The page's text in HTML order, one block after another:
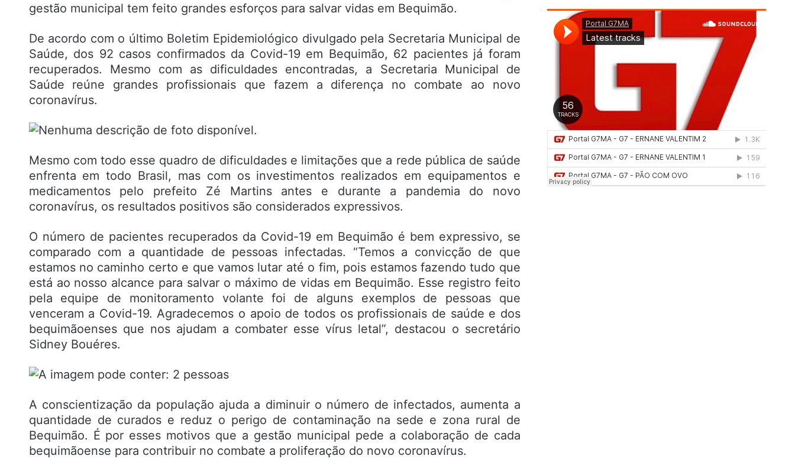
gestão municipal tem feito grandes esforços para salvar vidas em Bequimão.
De acordo com o último Boletim Epidemiológico divulgado pela Secretaria Municipal de
Saúde, dos 92 casos confirmados da Covid-19 em Bequimão, 62 pacientes já foram
recuperados. Mesmo com as dificuldades encontradas, a Secretaria Municipal de
Saúde reúne grandes profissionais que fazem a diferença no combate ao novo
coronavírus.
Mesmo com todo esse quadro de dificuldades e limitações que a rede pública de saúde
enfrenta em todo Brasil, mas com os investimentos realizados em equipamentos e
medicamentos pelo prefeito Zé Martins antes e durante a pandemia do novo
coronavírus, os resultados positivos são considerados expressivos.
O número de pacientes recuperados da Covid-19 em Bequimão é bem expressivo, se
comparado com a quantidade de pessoas infectadas. “Temos a convicção de que
estamos no caminho certo e que vamos lutar até o fim, pois estamos fazendo tudo que
está ao nosso alcance para salvar o máximo de vidas em Bequimão. Esse registro feito
pela equipe de monitoramento volante foi de alguns exemplos de pessoas que
venceram a Covid-19. Agradecemos o apoio de todos os profissionais de saúde e dos
bequimãoenses que nos ajudam a combater esse vírus letal”, destacou o secretário
Sidney Bouéres.
A conscientização da população ajuda a diminuir o número de infectados, aumenta a
quantidade de curados e reduz o perigo de contaminação na sede e zona rural de
Bequimão. É por esses motivos que a gestão municipal pede a colaboração de cada
bequimãoense para contribuir no combate a proliferação do novo coronavírus.